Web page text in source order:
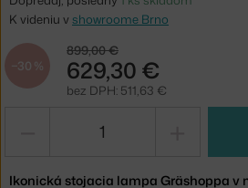
K videniu v showroome Brno
−30 %
899,00 €
629,30 €
bez DPH: 511,63 €
Ikonická stojacia lampa Gräshoppa v